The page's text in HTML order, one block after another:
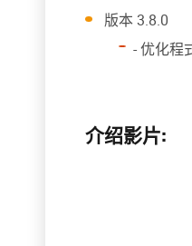
版本 3.8.0
- 优化程
介绍影片: